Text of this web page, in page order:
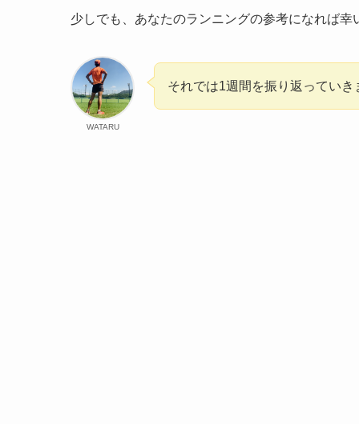
少しでも、あなたのランニングの参考になれば幸
WATARU
それでは1週間を振り返っていき